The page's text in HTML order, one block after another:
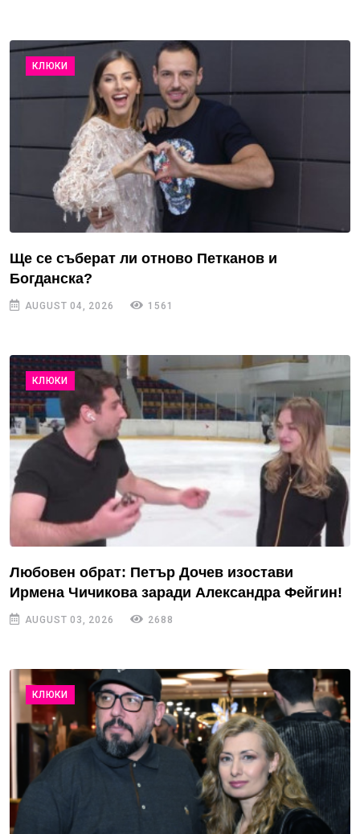
КЛЮКИ
Ще се съберат ли отново Петканов и
Богданска?
AUGUST 04, 2026 1561
КЛЮКИ
Любовен обрат: Петър Дочев изостави
Ирмена Чичикова заради Александра Фейгин!
AUGUST 03, 2026 2688
КЛЮКИ